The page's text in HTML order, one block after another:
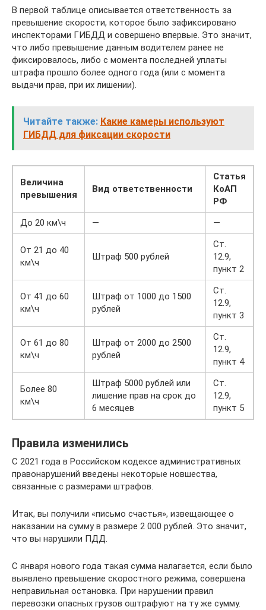
В первой таблице описывается ответственность за
превышение скорости, которое было зафиксировано
инспекторами ГИБДД и совершено впервые. Это значит,
что либо превышение данным водителем ранее не
фиксировалось, либо с момента последней уплаты
штрафа прошло более одного года (или с момента
выдачи прав, при их лишении).
Читайте также: Какие камеры используют
ГИБДД для фиксации скорости
Величина
превышения
Вид ответственности
Статья
КоАП
РФ
До 20 км\ч
— —
От 21 до 40
км\ч
Штраф 500 рублей
Ст.
12.9,
пункт 2
От 41 до 60
км\ч
Штраф от 1000 до 1500
рублей
Ст.
12.9,
пункт 3
От 61 до 80
км\ч
Штраф от 2000 до 2500
рублей
Ст.
12.9,
пункт 4
Более 80
км\ч
Штраф 5000 рублей или
лишение прав на срок до
6 месяцев
Ст.
12.9,
пункт 5
Правила изменились
С 2021 года в Российском кодексе административных
правонарушений введены некоторые новшества,
связанные с размерами штрафов.
Итак, вы получили «письмо счастья», извещающее о
наказании на сумму в размере 2 000 рублей. Это значит,
что вы нарушили ПДД.
С января нового года такая сумма налагается, если было
выявлено превышение скоростного режима, совершена
неправильная остановка. При нарушении правил
перевозки опасных грузов оштрафуют на ту же сумму.